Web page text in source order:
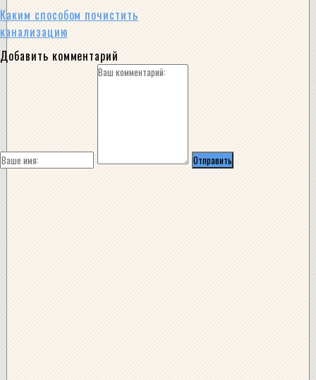
Каким способом почистить
канализацию
Добавить комментарий